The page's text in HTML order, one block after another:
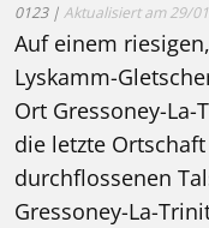
0123 | Aktualisiert am 29/
Auf einem
Lyskamm-
Ort Gressoney-
die letzte
durchflossenen
Gressoney-La-